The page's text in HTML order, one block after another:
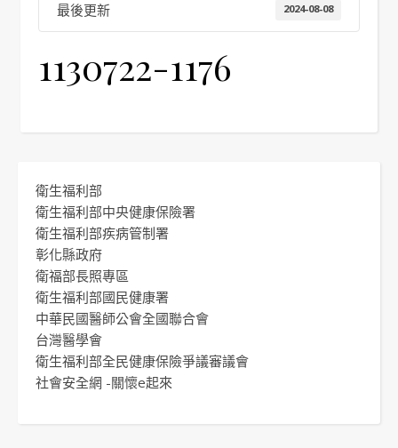
最後更新 2024-08-08
1130722-1176
衛生福利部
衛生福利部中央健康保險署
衛生福利部疾病管制署
彰化縣政府
衛福部長照專區
衛生福利部國民健康署
中華民國醫師公會全國聯合會
台灣醫學會
衛生福利部全民健康保險爭議審議會
社會安全網 -關懷e起來